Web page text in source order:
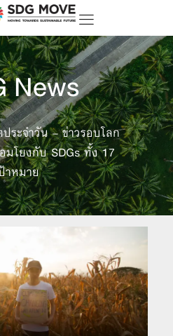
News
ระจำวัน – ข่าวรอบโลก
มโยงกับ SDGs ทั้ง 17
าหมาย